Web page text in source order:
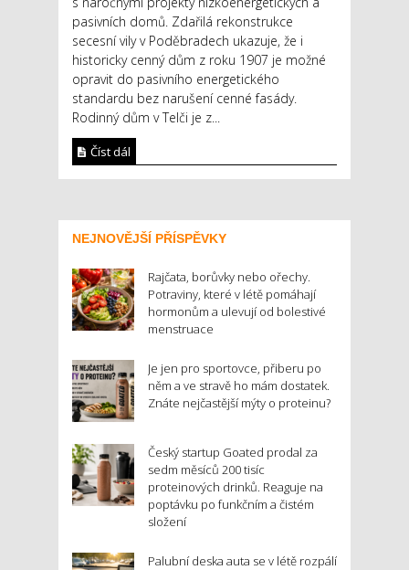
pasivních domů. Zdařilá rekonstrukce
secesní vily v Poděbradech ukazuje, že i
historicky cenný dům z roku 1907 je možné
opravit do pasivního energetického
standardu bez narušení cenné fasády.
Rodinný dům v Telči je z...
Číst dál
NEJNOVĚJŠÍ PŘÍSPĚVKY
Rajčata, borůvky nebo ořechy.
Potraviny, které v létě pomáhají
hormonům a ulevují od bolestivé
menstruace
Je jen pro sportovce, přiberu po
něm a ve stravě ho mám dostatek.
Znáte nejčastější mýty o proteinu?
Český startup Goated prodal za
sedm měsíců 200 tisíc
proteinových drinků. Reaguje na
poptávku po funkčním a čistém
složení
Palubní deska auta se v létě rozpálí